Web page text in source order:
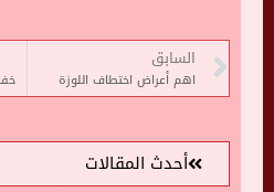
السابق
اهم أعراض اختطاف اللوزة
أحدث المقالات